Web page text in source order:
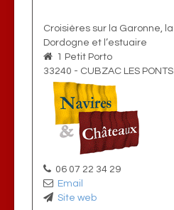
Croisières sur la Garonne, la
Dordogne et l’estuaire
1 Petit Porto
33240 - CUBZAC LES PONTS
06 07 22 34 29
Email
Site web